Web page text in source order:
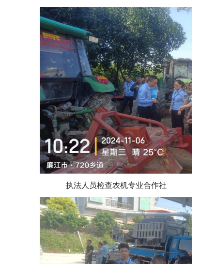
执法人员检查农机专业合作社